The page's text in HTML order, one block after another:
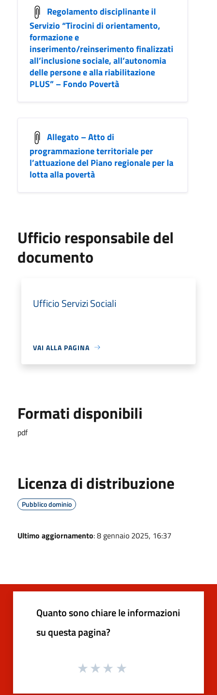
Regolamento disciplinante il
Servizio “Tirocini di orientamento,
formazione e
inserimento/reinserimento finalizzati
all’inclusione sociale, all’autonomia
delle persone e alla riabilitazione
PLUS” – Fondo Povertà
Allegato – Atto di
programmazione territoriale per
l’attuazione del Piano regionale per la
lotta alla povertà
Ufficio responsabile del
documento
Ufficio Servizi Sociali
VAI ALLA PAGINA
Formati disponibili
pdf
Licenza di distribuzione
Pubblico dominio
Ultimo aggiornamento: 8 gennaio 2025, 16:37
Quanto sono chiare le informazioni
su questa pagina?